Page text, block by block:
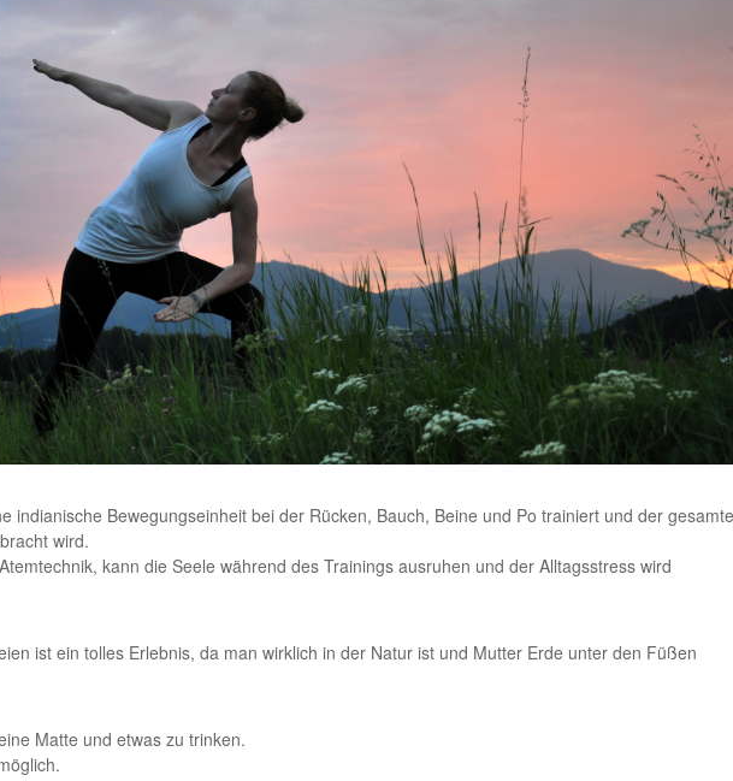
indianische Bewegungseinheit bei der Rücken, Bauch, Beine und Po trainiert und der
wird.
kann die Seele während des Trainings ausruhen und der Alltagsstress wird
ist ein tolles Erlebnis, da man wirklich in der Natur ist und Mutter Erde unter den Füßen
Matte und etwas zu trinken.